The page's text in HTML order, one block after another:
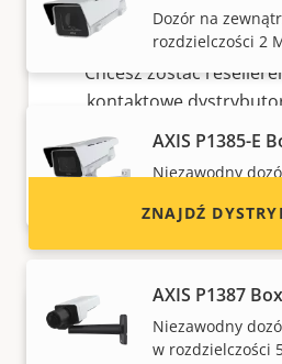
Dozór na
rozdzielczości 2
AXIS P1385-E
Niezawodny
AXIS P1387
Niezawodny
w rozdzielczości
Chcesz sprzedawać
Chcesz zostać
kontaktowe
i systemów
ZNAJDŹ